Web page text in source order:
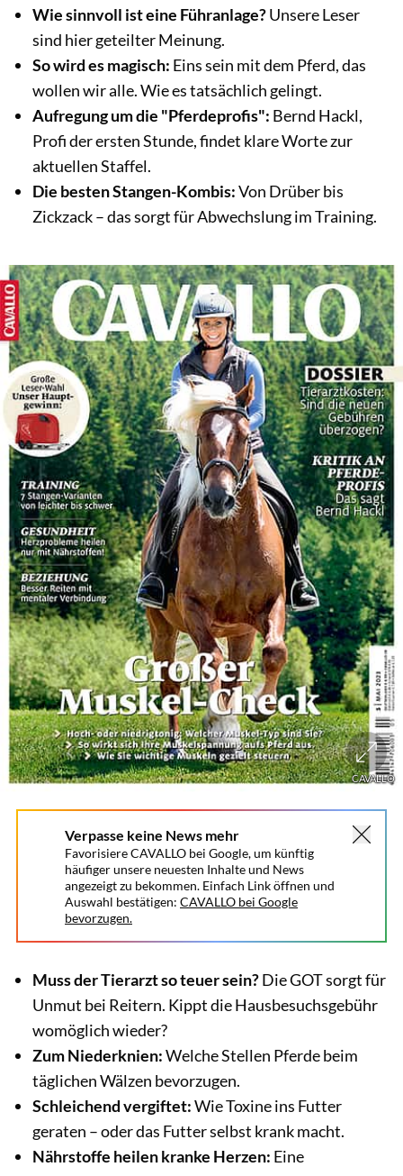
Wie sinnvoll ist eine Führanlage?Unsere Leser
sind hier geteilter Meinung.
So wird es magisch: Eins sein mit dem Pferd, das
wollen wir alle. Wie es tatsächlich gelingt.
Aufregung um die "Pferdeprofis": Bernd Hackl,
Profi der ersten Stunde, findet klare Worte zur
aktuellen Staffel.
Die besten Stangen-Kombis:Von Drüber bis
Zickzack – das sorgt für Abwechslung im Training.
CAVALLO
Verpasse keine News mehr
Favorisiere CAVALLO bei Google, um künftig
häufiger unsere neuesten Inhalte und News
angezeigt zu bekommen. Einfach Link öffnen und
Auswahl bestätigen: CAVALLO bei Google
bevorzugen.
Muss der Tierarzt so teuer sein?Die GOT sorgt für
Unmut bei Reitern. Kippt die Hausbesuchsgebühr
womöglich wieder?
Zum Niederknien:Welche Stellen Pferde beim
täglichen Wälzen bevorzugen.
Schleichend vergiftet:Wie Toxine ins Futter
geraten – oder das Futter selbst krank macht.
Nährstoffe heilen kranke Herzen: Eine